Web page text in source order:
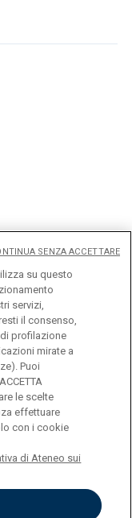
su questo
servizi,
il consenso,
profilazione
mirate a
Puoi
le scelte
effettuare
con i cookie
di Ateneo sui
SENZA ACCETTARE